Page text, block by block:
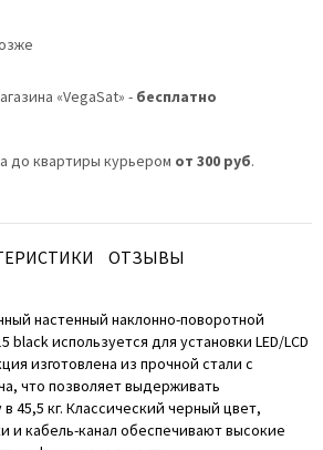
«VegaSat» - бесплатно
до квартиры курьером от 300 руб.
ОТЗЫВЫ
настенный наклонно-поворотной
black используется для установки LED/LCD
изготовлена из прочной стали с
что позволяет выдерживать
45,5 кг. Классический черный цвет,
и кабель-канал обеспечивают высокие